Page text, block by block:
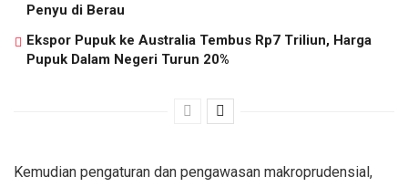
Penyu di Berau
Ekspor Pupuk ke Australia Tembus Rp7 Triliun, Harga
Pupuk Dalam Negeri Turun 20%
Kemudian pengaturan dan pengawasan makroprudensial,